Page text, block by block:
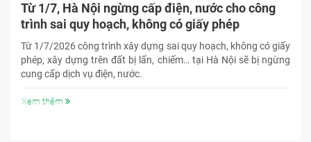
Từ 1/7, Hà Nội ngừng cấp điện, nước cho công
trình sai quy hoạch, không có giấy phép
Từ 1/7/2026 công trình xây dựng sai quy hoạch, không có giấy
phép, xây dựng trên đất bị lấn, chiếm… tại Hà Nội sẽ bị ngừng
cung cấp dịch vụ điện, nước.
Xem thêm